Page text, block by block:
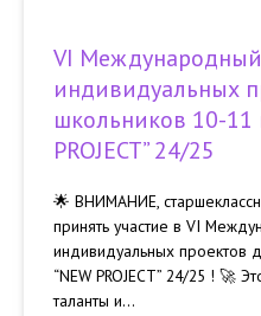
VI Международный
индивидуальных
школьников 10-11
PROJECT” 24/25
🌟 ВНИМАНИЕ,
принять участие в VI
индивидуальных проектов
“NEW PROJECT” 24/25 ! 🚀
таланты и...